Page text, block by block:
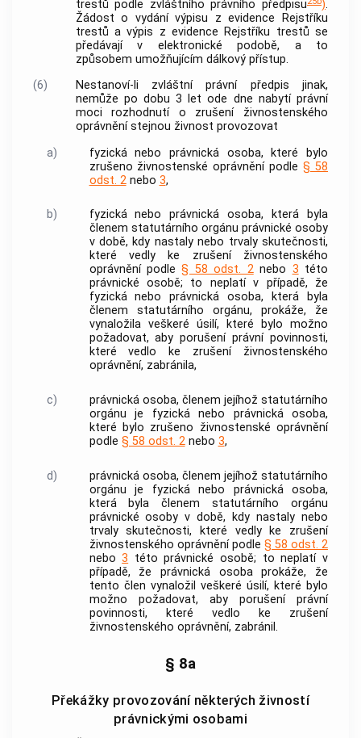
trestů podle zvláštního právního předpisu
).
Žádost o vydání výpisu z evidence Rejstříku
trestů a výpis z evidence Rejstříku trestů se
předávají v elektronické podobě, a to
způsobem umožňujícím dálkový přístup.
(6)
Nestanoví-li zvláštní právní předpis jinak,
nemůže po dobu 3 let ode dne nabytí právní
moci rozhodnutí o zrušení živnostenského
oprávnění stejnou živnost provozovat
a)
fyzická nebo právnická osoba, které bylo
zrušeno živnostenské oprávnění podle§ 58
odst. 2nebo 3,
b)
fyzická nebo právnická osoba, která byla
členem statutárního orgánu právnické osoby
v době, kdy nastaly nebo trvaly skutečnosti,
které vedly ke zrušení živnostenského
oprávnění podle§ 58 odst. 2nebo 3 této
právnické osobě; to neplatí v případě, že
fyzická nebo právnická osoba, která byla
členem statutárního orgánu, prokáže, že
vynaložila veškeré úsilí, které bylo možno
požadovat, aby porušení právní povinnosti,
které vedlo ke zrušení živnostenského
oprávnění, zabránila,
c)
právnická osoba, členem jejíhož statutárního
orgánu je fyzická nebo právnická osoba,
které bylo zrušeno živnostenské oprávnění
podle § 58 odst. 2nebo 3,
d)
právnická osoba, členem jejíhož statutárního
orgánu je fyzická nebo právnická osoba,
která byla členem statutárního orgánu
právnické osoby v době, kdy nastaly nebo
trvaly skutečnosti, které vedly ke zrušení
živnostenského oprávnění podle § 58 odst. 2
nebo3 této právnické osobě; to neplatí v
případě, že právnická osoba prokáže, že
tento člen vynaložil veškeré úsilí, které bylo
možno požadovat, aby porušení právní
povinnosti, které vedlo ke zrušení
živnostenského oprávnění, zabránil.
§ 8a
Překážky provozování některých živností
právnickými osobami